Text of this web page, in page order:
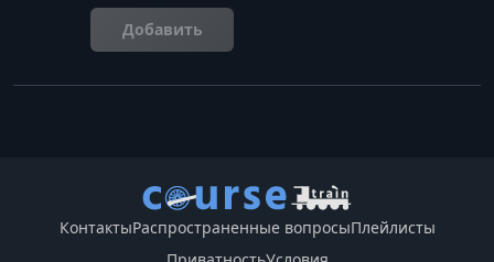
Добавить
КонтактыРаспространенные вопросыПлейлисты